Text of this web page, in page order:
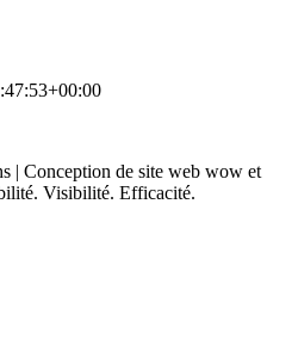
| Conception de site web wow et
Visibilité. Efficacité.